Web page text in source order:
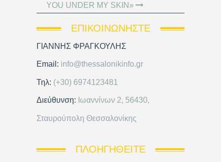
YOU UNDER MY SKIN»
ΕΠΙΚΟΙΝΩΝΉΣΤΕ
ΓΙΑΝΝΗΣ ΦΡΑΓΚΟΥΛΗΣ
Email: info@thessalonikinfo.gr
Τηλ: (+30) 6974123481
Διεύθυνση: Ιωαννίνων 2, 56430,
Σταυρούπολη Θεσσαλονίκης
ΠΛΟΗΓΗΘΕΊΤΕ